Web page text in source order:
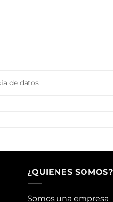
de datos
¿QUIENES SOMOS?
Somos una empresa